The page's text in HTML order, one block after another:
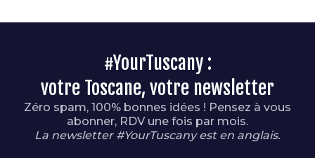
#YourTuscany :
votre Toscane, votre newsletter
Zéro spam, 100% bonnes idées ! Pensez à vous
abonner, RDV une fois par mois.
La newsletter #YourTuscany est en anglais.